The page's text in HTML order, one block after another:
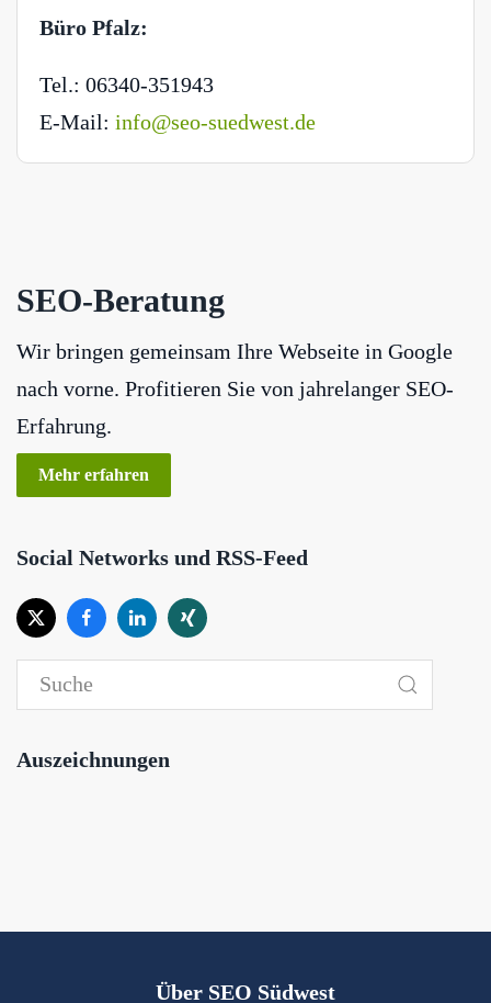
Büro Pfalz:
Tel.: 06340-351943
E-Mail: info@seo-suedwest.de
SEO-Beratung
Wir bringen gemeinsam Ihre Webseite in Google
nach vorne. Profitieren Sie von jahrelanger SEO-
Erfahrung.
Mehr erfahren
Social Networks und RSS-Feed
Auszeichnungen
Über SEO Südwest